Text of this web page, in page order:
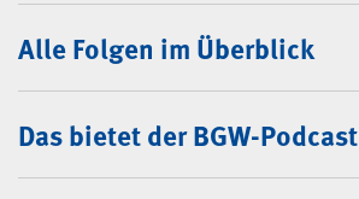
BGW-Podcast
Alle Folgen im Überblick
Das bietet der BGW-Podcast